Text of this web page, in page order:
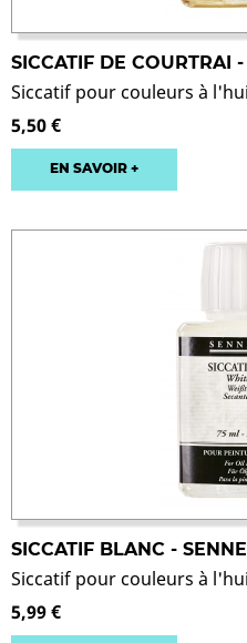
SICCATIF DE COURTRAI
Siccatif pour couleurs à
5,50 €
EN SAVOIR +
SICCATIF BLANC -
Siccatif pour couleurs à
5,99 €